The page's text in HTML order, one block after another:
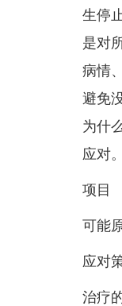
生停
是对
病情
避免
为什
应对
项目
可能
应对
治疗